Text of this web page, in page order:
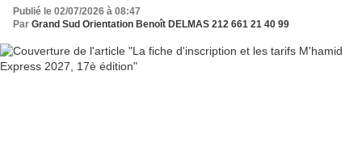
Publié le 02/07/2026 à 08:47
Par Grand Sud Orientation Benoît DELMAS 212 661 21 40 99